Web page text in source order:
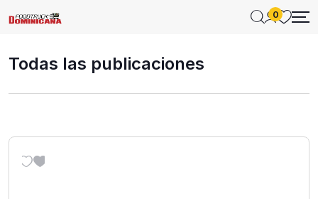
0
Todas las publicaciones